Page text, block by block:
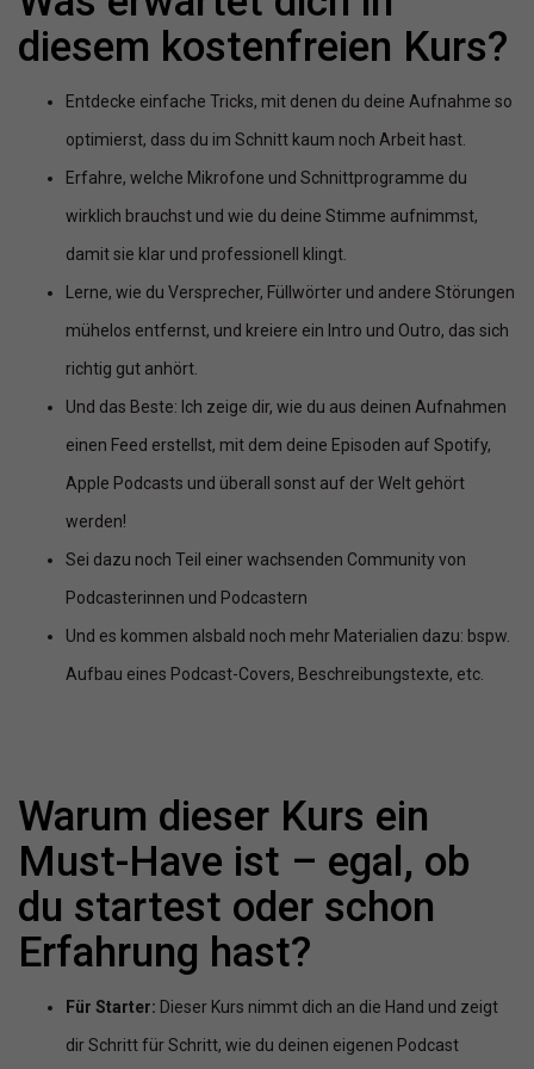
diesem kostenfreien Kurs?
Entdecke einfache Tricks, mit denen du deine Aufnahme so
optimierst, dass du im Schnitt kaum noch Arbeit hast.
Erfahre, welche Mikrofone und Schnittprogramme du
wirklich brauchst und wie du deine Stimme aufnimmst,
damit sie klar und professionell klingt.
Lerne, wie du Versprecher, Füllwörter und andere Störungen
mühelos entfernst, und kreiere ein Intro und Outro, das sich
richtig gut anhört.
Und das Beste: Ich zeige dir, wie du aus deinen Aufnahmen
einen Feed erstellst, mit dem deine Episoden auf Spotify,
Apple Podcasts und überall sonst auf der Welt gehört
werden!
Sei dazu noch Teil einer wachsenden Community von
Podcasterinnen und Podcastern
Und es kommen alsbald noch mehr Materialien dazu: bspw.
Aufbau eines Podcast-Covers, Beschreibungstexte, etc.
Warum dieser Kurs ein
Must-Have ist – egal, ob
du startest oder schon
Erfahrung hast?
Für Starter: Dieser Kurs nimmt dich an die Hand und zeigt
dir Schritt für Schritt, wie du deinen eigenen Podcast